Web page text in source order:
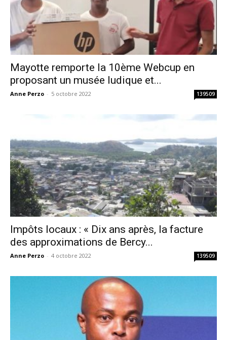
Mayotte remporte la 10ème Webcup en
proposant un musée ludique et...
Anne Perzo - 5 octobre 2022 139509
Impôts locaux : « Dix ans après, la facture
des approximations de Bercy...
Anne Perzo - 4 octobre 2022 139509